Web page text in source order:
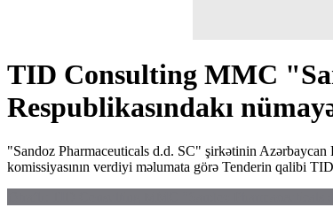
TID Consulting MMC
Respublikasındakı
"Sandoz Pharmaceuticals d.d. SC" şirkətinin
komissiyasının verdiyi məlumata görə Tenderin qalibi